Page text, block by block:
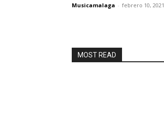
Musicamalaga - febrero 10, 2021
MOST READ